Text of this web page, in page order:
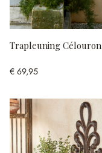
Trapleuning Célouron
€ 69,95